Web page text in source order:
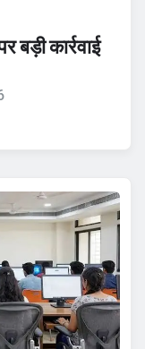
कार्रवाई